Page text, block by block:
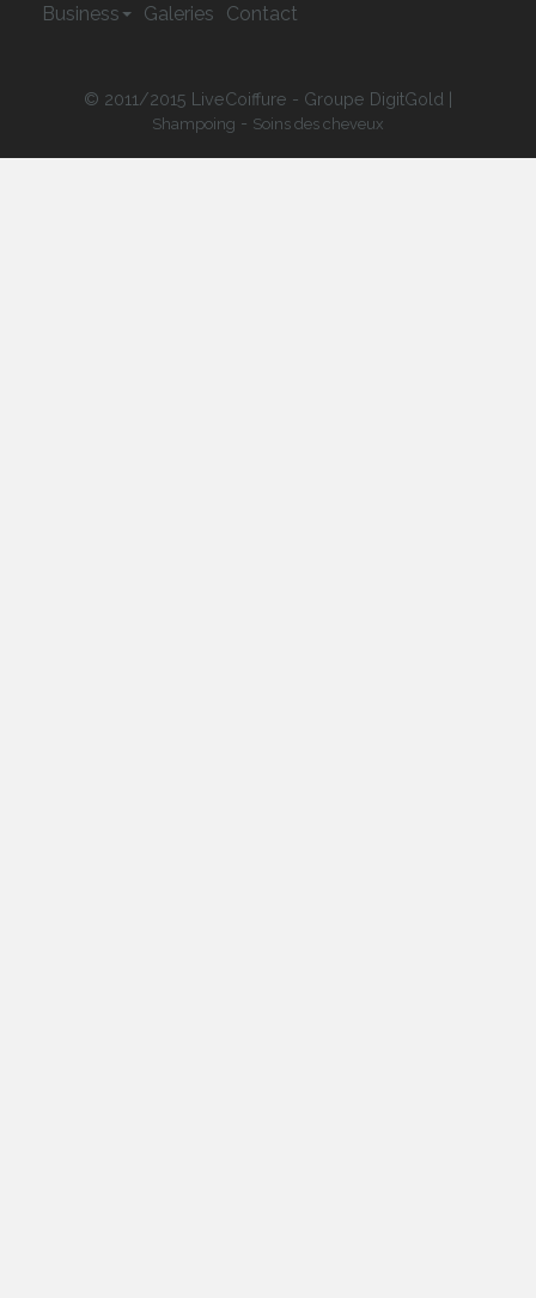
Business
Galeries Contact
© 2011/2015 LiveCoiffure - Groupe DigitGold |
Shampoing - Soins des cheveux